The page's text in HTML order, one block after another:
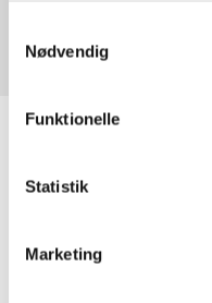
Nødvendig
Funktionelle
Statistik
Marketing
Artikler